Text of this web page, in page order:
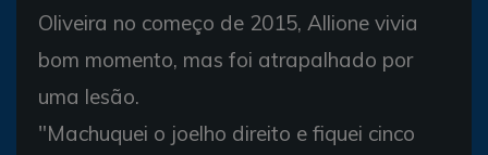
Oliveira no começo de 2015, Allione vivia
bom momento, mas foi atrapalhado por
uma lesão.
"Machuquei o joelho direito e fiquei cinco